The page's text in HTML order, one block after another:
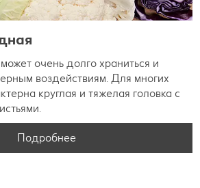
очень долго храниться и
воздействиям. Для многих
круглая и тяжелая головка с
Подробнее